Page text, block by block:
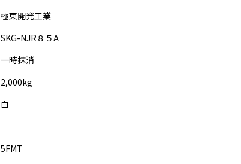
極東開発工業
SKG-NJR８５A
一時抹消
2,000kg
白
5FMT